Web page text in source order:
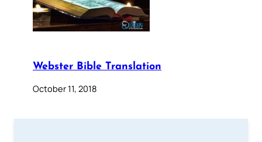
Webster Bible Translation
October 11, 2018